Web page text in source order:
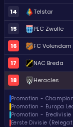
14 Telstar
15 PEC Zwolle
16 FC Volendam
17 NAC Breda
18 Heracles
Promotion -
Promotion - Europa
Promotion -
Eerste Divisie